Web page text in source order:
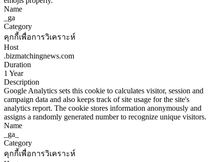
Name
_ga
Category
คุกกี้เพื่อการวิเคราะห์
Host
.bizmatchingnews.com
Duration
1 Year
Description
Google Analytics sets this cookie to calculates visitor, session and
campaign data and also keeps track of site usage for the site's
analytics report. The cookie stores information anonymously and
assigns a randomly generated number to recognize unique visitors.
Name
_ga_
Category
คุกกี้เพื่อการวิเคราะห์